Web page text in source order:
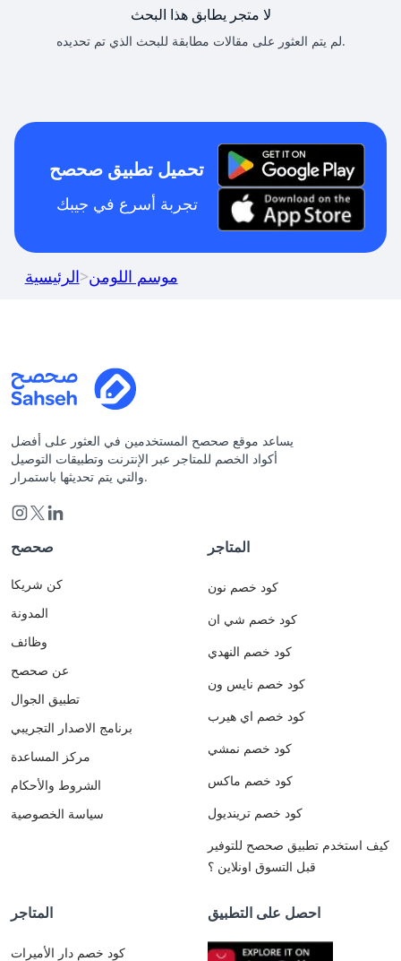
لا متجر يطابق هذا البحث
لم يتم العثور على مقالات مطابقة للبحث الذي تم تحديده.
تحميل تطبيق صحصح
تجربة أسرع في جيبك
الرئيسية>موسم اللومن
يساعد موقع صحصح المستخدمين في العثور على أفضل
أكواد الخصم للمتاجر عبر الإنترنت وتطبيقات التوصيل
والتي يتم تحديثها باستمرار.
صحصح
كن شريكا
المدونة
وظائف
عن صحصح
تطبيق الجوال
برنامج الاصدار التجريبي
مركز المساعدة
الشروط والأحكام
سياسة الخصوصية
المتاجر
كود خصم نون
كود خصم شي ان
كود خصم النهدي
كود خصم نايس ون
كود خصم اي هيرب
كود خصم نمشي
كود خصم ماكس
كود خصم ترينديول
كيف استخدم تطبيق صحصح للتوفير
قبل التسوق اونلاين ؟
المتاجر
كود خصم دار الأميرات
احصل على التطبيق